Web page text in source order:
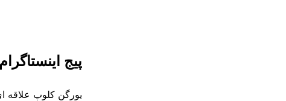
پیج
یورگن کلوپ علاقه